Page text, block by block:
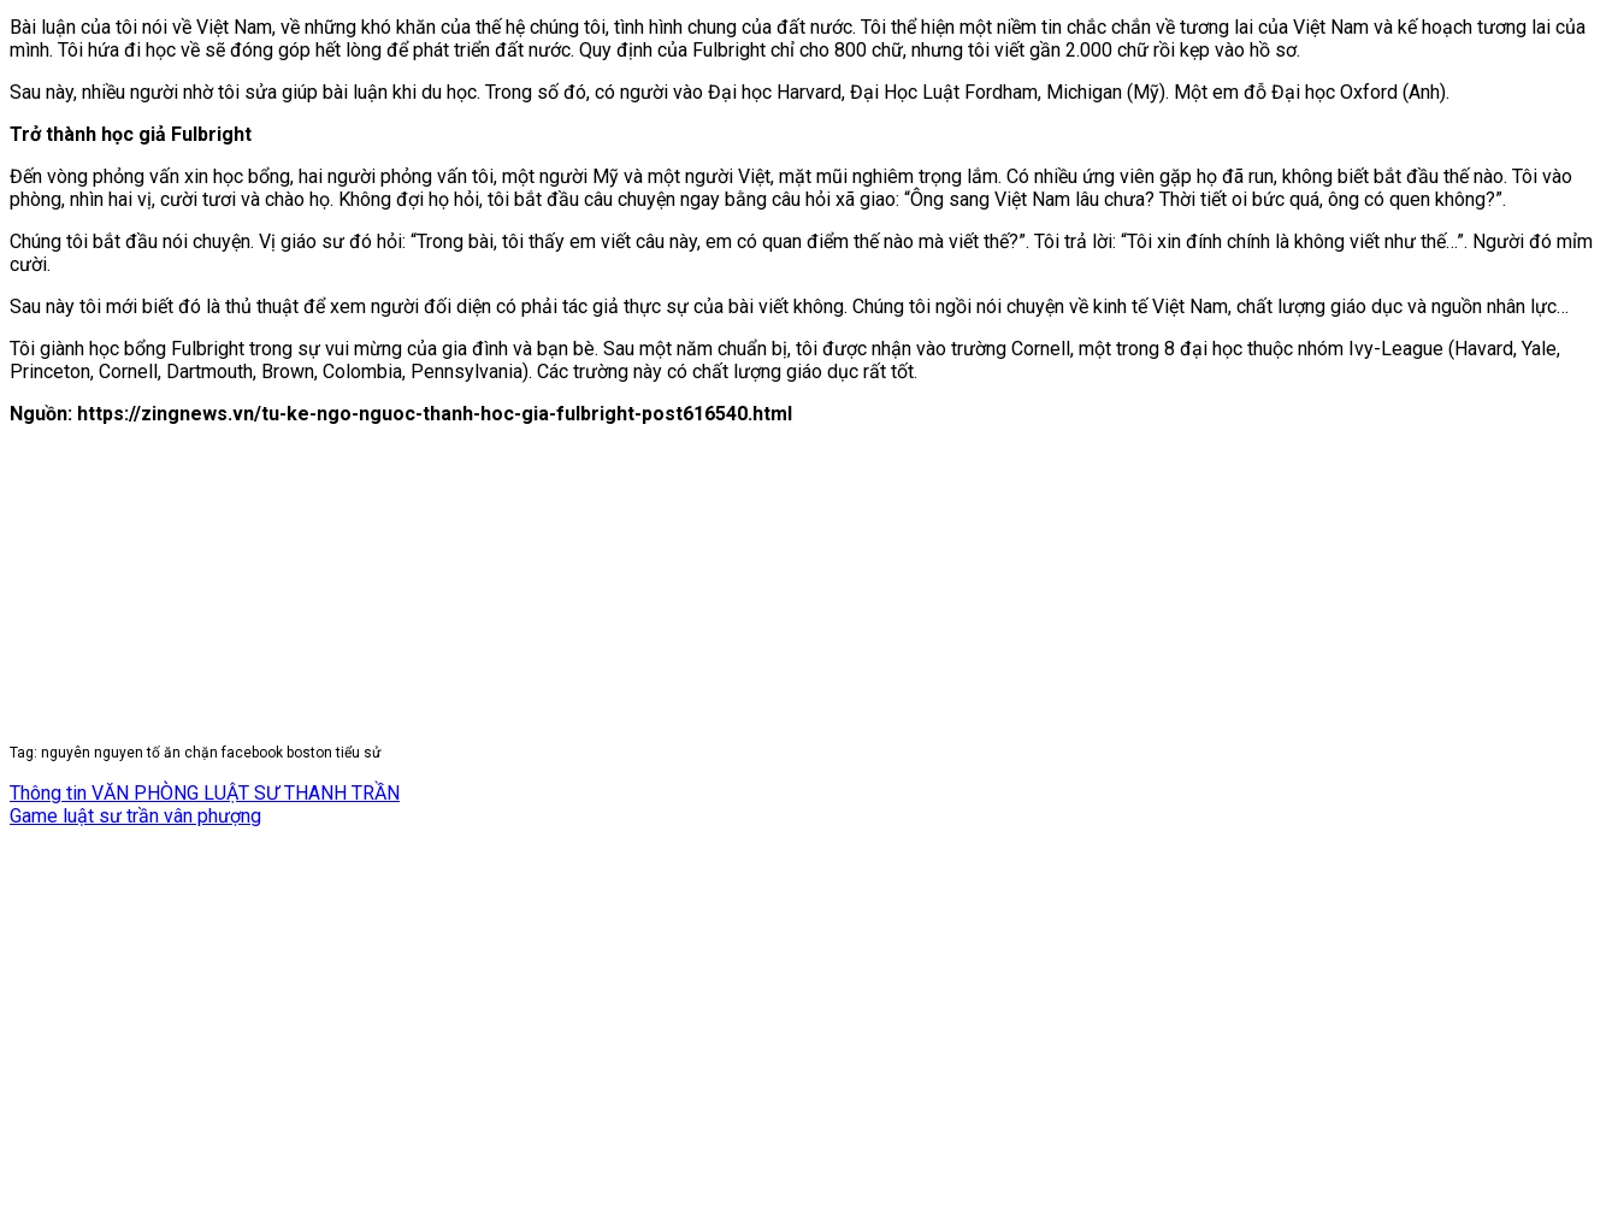
Bài luận của tôi nói về Việt Nam, về những khó khăn của thế hệ chúng tôi, tình hình chung của đất nước. Tôi thể hiện một niềm tin chắc chắn về tương lai của Việt Nam và kế hoạch tương lai của
mình. Tôi hứa đi học về sẽ đóng góp hết lòng để phát triển đất nước. Quy định của Fulbright chỉ cho 800 chữ, nhưng tôi viết gần 2.000 chữ rồi kẹp vào hồ sơ.
Sau này, nhiều người nhờ tôi sửa giúp bài luận khi du học. Trong số đó, có người vào Đại học Harvard, Đại Học Luật Fordham, Michigan (Mỹ). Một em đỗ Đại học Oxford (Anh).
Trở thành học giả Fulbright
Đến vòng phỏng vấn xin học bổng, hai người phỏng vấn tôi, một người Mỹ và một người Việt, mặt mũi nghiêm trọng lắm. Có nhiều ứng viên gặp họ đã run, không biết bắt đầu thế nào. Tôi vào
phòng, nhìn hai vị, cười tươi và chào họ. Không đợi họ hỏi, tôi bắt đầu câu chuyện ngay bằng câu hỏi xã giao: “Ông sang Việt Nam lâu chưa? Thời tiết oi bức quá, ông có quen không?”.
Chúng tôi bắt đầu nói chuyện. Vị giáo sư đó hỏi: “Trong bài, tôi thấy em viết câu này, em có quan điểm thế nào mà viết thế?”. Tôi trả lời: “Tôi xin đính chính là không viết như thế…”. Người đó mỉm
cười.
Sau này tôi mới biết đó là thủ thuật để xem người đối diện có phải tác giả thực sự của bài viết không. Chúng tôi ngồi nói chuyện về kinh tế Việt Nam, chất lượng giáo dục và nguồn nhân lực…
Tôi giành học bổng Fulbright trong sự vui mừng của gia đình và bạn bè. Sau một năm chuẩn bị, tôi được nhận vào trường Cornell, một trong 8 đại học thuộc nhóm Ivy-League (Havard, Yale,
Princeton, Cornell, Dartmouth, Brown, Colombia, Pennsylvania). Các trường này có chất lượng giáo dục rất tốt.
Nguồn: https://zingnews.vn/tu-ke-ngo-nguoc-thanh-hoc-gia-fulbright-post616540.html
Tag: nguyên nguyen tố ăn chặn facebook boston tiểu sử
Thông tin VĂN PHÒNG LUẬT SƯ THANH TRẦN
Game luật sư trần vân phượng